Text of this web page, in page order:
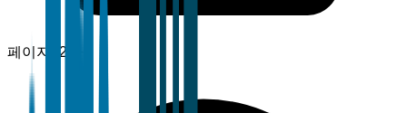
페이지 120+